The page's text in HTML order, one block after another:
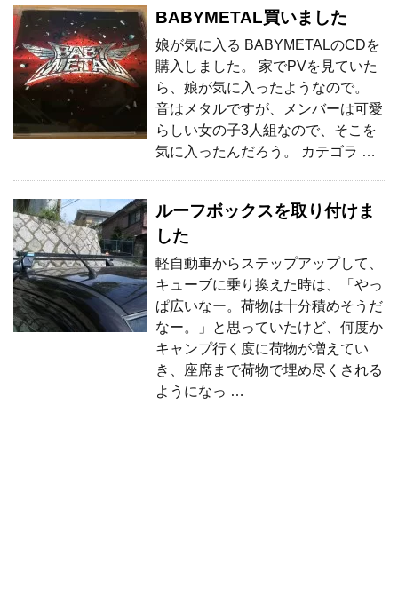
BABYMETAL買いました
娘が気に入る BABYMETALのCDを
購入しました。 家でPVを見ていた
ら、娘が気に入ったようなので。
音はメタルですが、メンバーは可愛
らしい女の子3人組なので、そこを
気に入ったんだろう。 カテゴラ …
ルーフボックスを取り付けま
した
軽自動車からステップアップして、
キューブに乗り換えた時は、「やっ
ぱ広いなー。荷物は十分積めそうだ
なー。」と思っていたけど、何度か
キャンプ行く度に荷物が増えてい
き、座席まで荷物で埋め尽くされる
ようになっ …